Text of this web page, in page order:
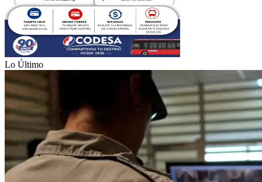
Lo Último